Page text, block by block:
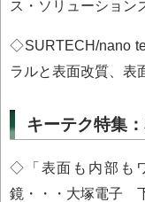
ス・ソリューショ
◇SURTECH/nano
ラルと表面改質、表
キーテク特集
◇「表面も内部も
鏡・・・大塚電子